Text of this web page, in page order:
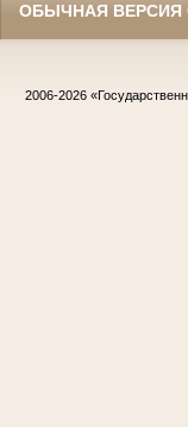
ОБЫЧНАЯ ВЕРСИЯ
2006-2026